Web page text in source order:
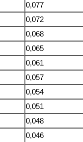
0,077
0,072
0,068
0,065
0,061
0,057
0,054
0,051
0,048
0,046